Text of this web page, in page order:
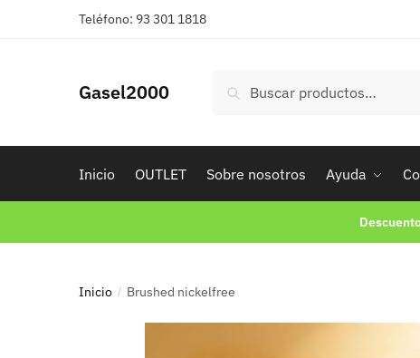
Teléfono: 93 301 1818
Gasel2000 Buscar
Inicio OUTLET Sobre nosotros Ayuda
Inicio / Brushed nickelfree